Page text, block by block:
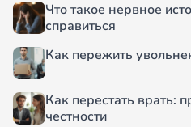
Что такое нервное
справиться
Как пережить
Как перестать врать:
честности